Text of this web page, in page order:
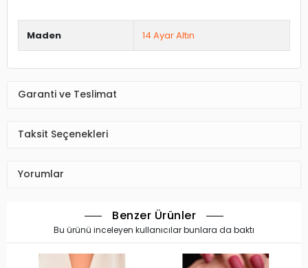
Maden 14 Ayar Altın
Garanti ve Teslimat
Taksit Seçenekleri
Yorumlar
Benzer Ürünler
Bu ürünü inceleyen kullanıcılar bunlara da baktı